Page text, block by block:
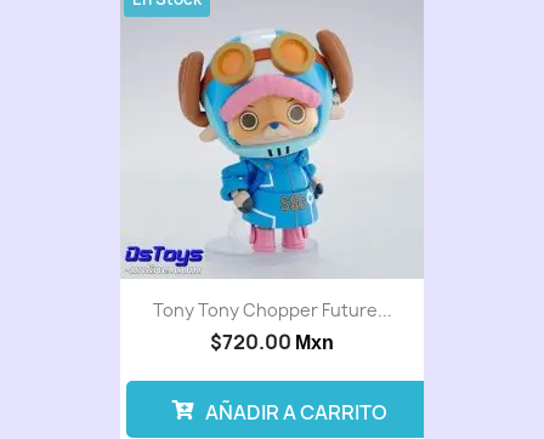
Tony Tony Chopper Future...
$720.00 Mxn
AÑADIR A CARRITO